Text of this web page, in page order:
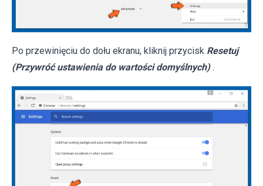
Po przewinięciu do dołu ekranu, kliknij przycisk Resetuj
(Przywróć ustawienia do wartości domyślnych) .